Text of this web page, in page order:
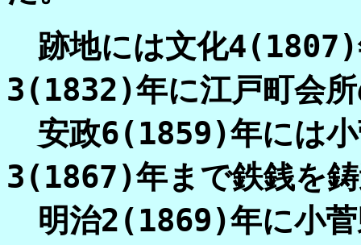
跡地には文化4(1807)
3(1832)年に江戸町会
安政6(1859)年には小
3(1867)年まで鉄銭を
明治2(1869)年に小菅